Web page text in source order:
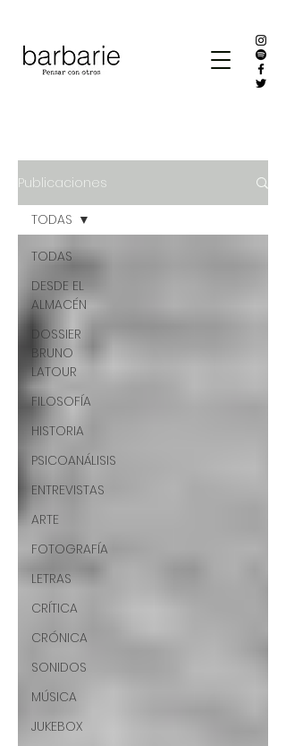
Publicaciones
TODAS
DESDE EL
ALMACÉN
DOSSIER
BRUNO
LATOUR
FILOSOFÍA
HISTORIA
PSICOANÁLISIS
ENTREVISTAS
ARTE
FOTOGRAFÍA
LETRAS
CRÍTICA
CRÓNICA
SONIDOS
MÚSICA
JUKEBOX
TODAS